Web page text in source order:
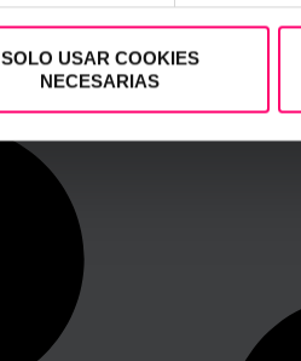
SOLO USAR COOKIES
NECESARIAS